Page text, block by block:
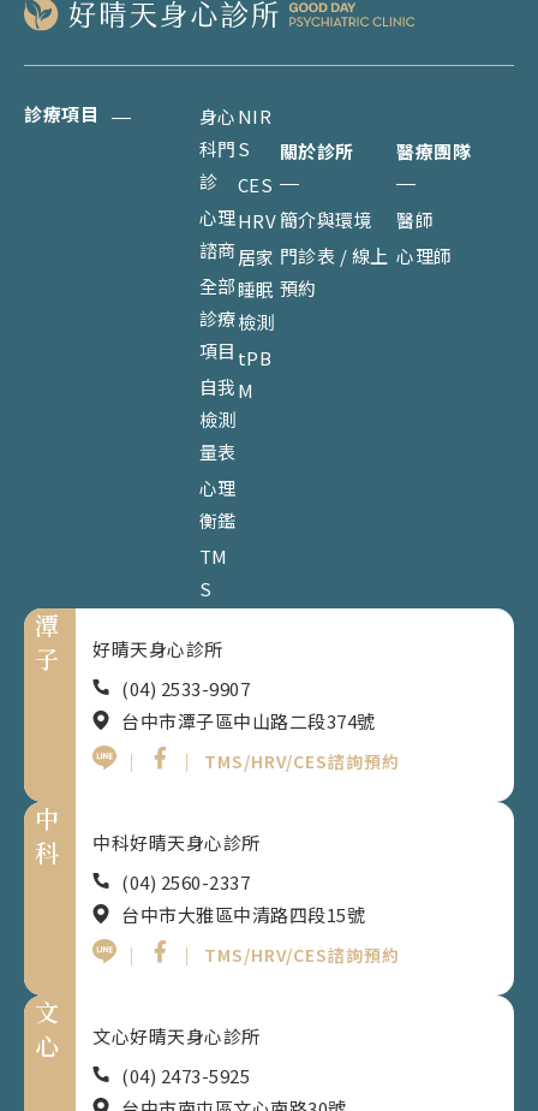
診療項目
身心
科門
診
心理
諮商
全部
診療
項目
自我
檢測
量表
心理
衡鑑
TM
S
NIR
S
CES
HRV
居家
睡眠
檢測
tPB
M
關於診所
簡介與環境
門診表 / 線上
預約
醫療團隊
醫師
心理師
潭
子
好晴天身心診所
(04) 2533-9907
台中市潭子區中山路二段374號
｜
｜ TMS/HRV/CES諮詢預約
中
科
中科好晴天身心診所
(04) 2560-2337
台中市大雅區中清路四段15號
｜
｜ TMS/HRV/CES諮詢預約
文
心
文心好晴天身心診所
(04) 2473-5925